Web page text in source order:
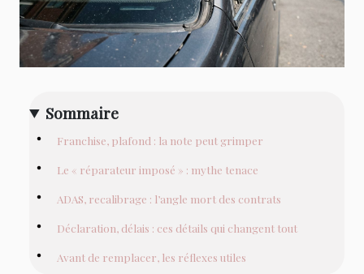
Sommaire
Franchise, plafond : la note peut grimper
Le « réparateur imposé » : mythe tenace
ADAS, recalibrage : l’angle mort des contrats
Déclaration, délais : ces détails qui changent tout
Avant de remplacer, les réflexes utiles